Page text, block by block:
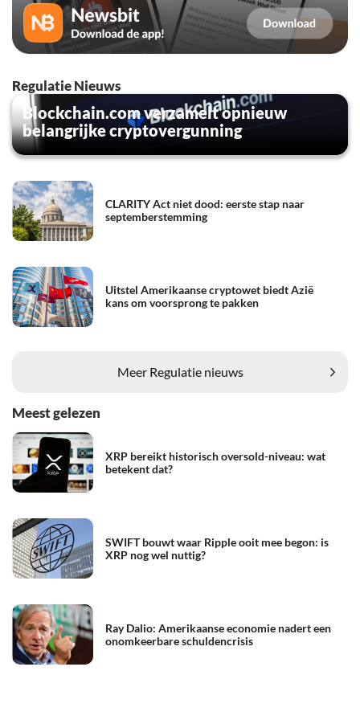
Regulatie Nieuws
Blockchain.com verzamelt opnieuw
belangrijke cryptovergunning
CLARITY Act niet dood: eerste stap naar
septemberstemming
Uitstel Amerikaanse cryptowet biedt Azië
kans om voorsprong te pakken
Meer Regulatie nieuws
Meest gelezen
XRP bereikt historisch oversold-niveau: wat
betekent dat?
SWIFT bouwt waar Ripple ooit mee begon: is
XRP nog wel nuttig?
Ray Dalio: Amerikaanse economie nadert een
onomkeerbare schuldencrisis